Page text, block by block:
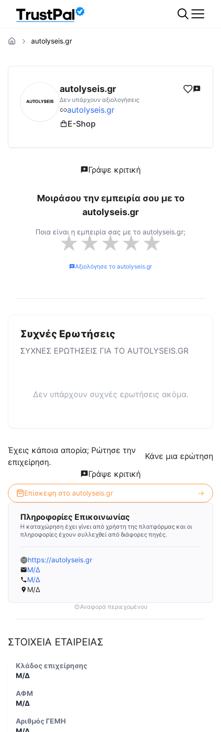
autolyseis.gr
autolyseis.gr Αξιολογήσεις | Δες
autolyseis.gr
Δεν υπάρχουν αξιολογήσεις
autolyseis.gr
E-Shop
Γράψε κριτική
Μοιράσου την εμπειρία σου με το
autolyseis.gr
Ποια είναι η εμπειρία σας με το autolyseis.gr;
★★★★★
Αξιολόγησε το autolyseis.gr
Συχνές Ερωτήσεις
ΣΥΧΝΕΣ ΕΡΩΤΗΣΕΙΣ ΓΙΑ ΤΟ AUTOLYSEIS.GR
Δεν υπάρχουν συχνές ερωτήσεις ακόμα.
Έχεις κάποια απορία; Ρώτησε την
επιχείρηση.
Κάνε μια ερώτηση
Γράψε κριτική
Επίσκεψη στο autolyseis.gr
Πληροφορίες Επικοινωνίας
Η καταχώρηση έχει γίνει από χρήστη της πλατφόρμας και οι
πληροφορίες έχουν συλλεχθεί από διάφορες πηγές.
https://autolyseis.gr
Μ/Δ
Μ/Δ
Μ/Δ
Αναφορά περιεχομένου
ΣΤΟΙΧΕΙΑ ΕΤΑΙΡΕΙΑΣ
Κλάδος επιχείρησης
Μ/Δ
ΑΦΜ
Μ/Δ
Αριθμός ΓΕΜΗ